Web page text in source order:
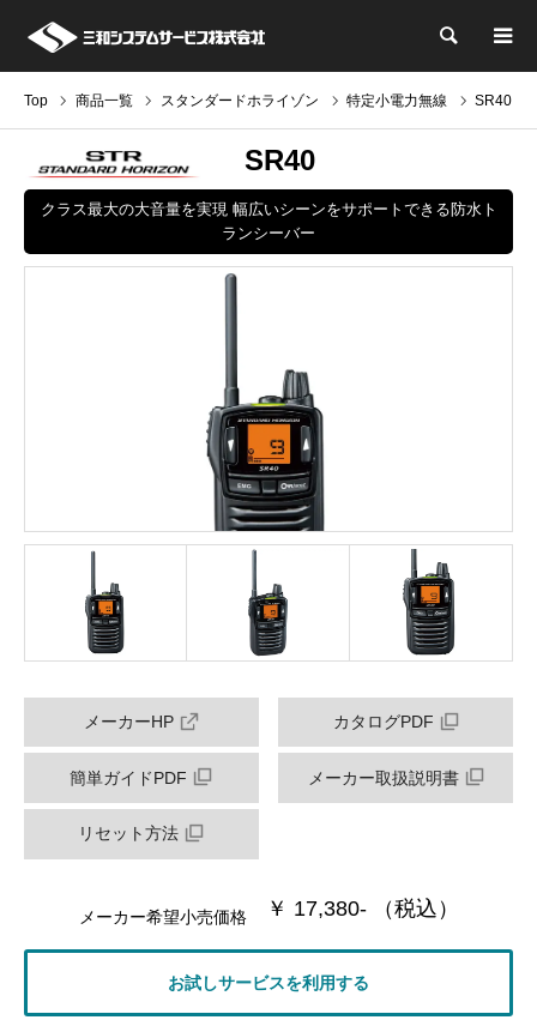
検索
Top 商品一覧 スタンダードホライゾン 特定小電力無線 SR40
SR40
クラス最大の大音量を実現 幅広いシーンをサポートできる防水ト
ランシーバー
メーカーHP カタログPDF
簡単ガイドPDF メーカー取扱説明書
リセット方法
メーカー希望小売価格 ￥ 17,380- （税込）
お試しサービスを利用する